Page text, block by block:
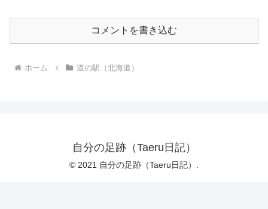
コメントを書き込む
ホーム 道の駅（北海道）
自分の足跡（Taeru日記）
© 2021 自分の足跡（Taeru日記）.